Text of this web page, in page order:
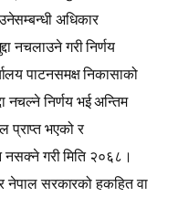
अधिकार
नचलाउने गरी निर्णय
पाटनसमक्ष निकासाको
नचल्ने निर्णय भई अन्तिम
प्राप्‍त भएको र
नसक्ने गरी मिति २०६८।
नेपाल सरकारको हकहित वा